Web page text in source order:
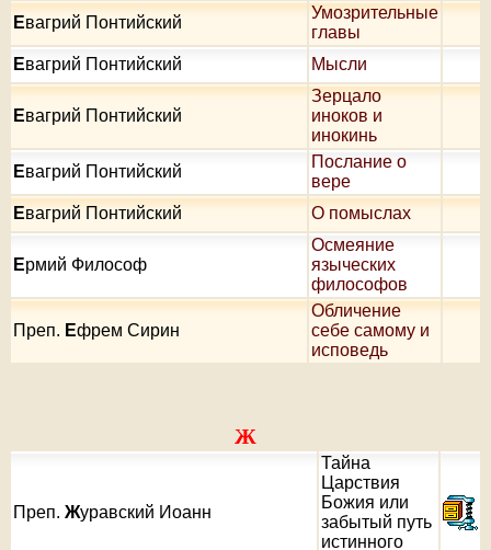
Евагрий Понтийский
Умозрительные
главы
Евагрий Понтийский Мысли
Евагрий Понтийский
Зерцало
иноков и
инокинь
Евагрий Понтийский
Послание о
вере
Евагрий Понтийский О помыслах
Ермий Философ
Осмеяние
языческих
философов
Преп. Ефрем Сирин
Обличение
себе самому и
исповедь
Ж
Преп. Журавский Иоанн
Тайна
Царствия
Божия или
забытый путь
истинного